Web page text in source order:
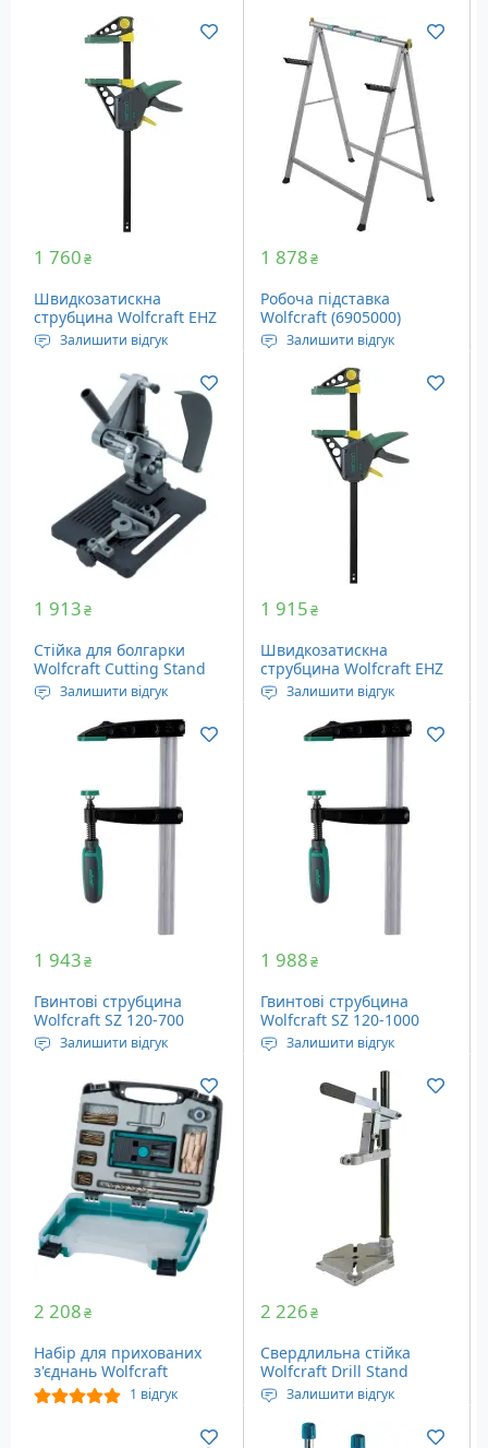
Розбіжність затискачів:
Довжина висувної
частини: 450 мм
Вага: 1.7 кг
1 760₴
Швидкозатискна
струбцина Wolfcraft EHZ
Pro 100-700 (3033000)
Залишити відгук
Довжина висувної
частини: 100-700 мм
Глибина: 100 мм
1 878₴
Робоча підставка
Wolfcraft (6905000)
Залишити відгук
Розміри: 435 x 620 x 735
1 913₴
Стійка для болгарки
Wolfcraft Cutting Stand
115-125 мм (5019000)
Залишити відгук
Робоча висота: 330 мм
Розміри столу: 203х307
1 915₴
Швидкозатискна
струбцина Wolfcraft EHZ
Pro 100-915 (3034000)
Залишити відгук
Довжина висувної
частини: 100-915 мм
1 943₴
Гвинтові струбцина
Wolfcraft SZ 120-700
(3622000)
Залишити відгук
частини: 700 мм
Вага: 2.25 кг
1 988₴
Гвинтові струбцина
Wolfcraft SZ 120-1000
(3623000)
Залишити відгук
Довжина висувної
частини: 1000 мм
2 208₴
Набір для прихованих
з'єднань Wolfcraft
Undercover Jig (4642000)
1 відгук
Предметів у наборі: 54
2 226₴
Свердлильна стійка
Wolfcraft Drill Stand
(3406000)
Залишити відгук
Робоча висота: 345 мм